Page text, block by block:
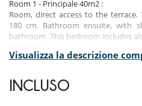
Room 1 - Principale 40m2 :
Room, direct access to the
180 cm. Bathroom ensuite, with
bathroom. This bedroom includes
Room, direct access to the terrace.
160 cm. Bathroom ensuite, with
Visualizza la descrizione
INCLUSO